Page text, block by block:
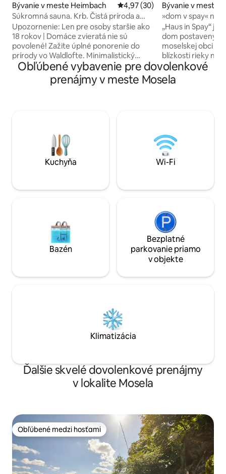
Bývanie v meste Heimbach Priemerné ohodnotenie 4,97
4,97 (30)
Súkromná sauna. Krb. Čistá príroda a
pokoj.
Upozornenie: Len pre osoby staršie ako
18 rokov | Domáce zvieratá nie sú
povolené! Zažite úplné ponorenie do
prírody vo Waldlofte. Minimalistický
dizajn, prírodné materiály a
panoramatické výhľady na Národný park
Eifel vytvárajú útočisko, ktoré vás
sústredenia. Vychutnajte si súkromnú
panoramatickú saunu na terase, plne
vybavenú kuchyňu v podkroví a pokojný
spánok v posteli veľkosti King – vysoko
Bývanie v meste
»dom v spay« na
„Haus in Spay“ je
dom postavený
moselskej obci
blízkosti rieky na
južného svahu na
vinárskej oblasti
rizlingu a
najmä v súlade s
tradičnými
sauny a
Obľúbené vybavenie pre dovolenkové
prenájmy v meste Mosela
Kuchyňa Wi-Fi
Bazén
Bezplatné
parkovanie priamo
v objekte
Klimatizácia
Ďalšie skvelé dovolenkové prenájmy
v lokalite Mosela
Obľúbené medzi hosťami
Obľúbené medzi hosťami